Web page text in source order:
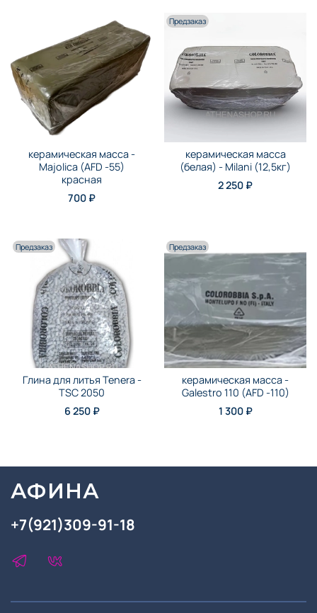
керамическая масса -
Majolica (AFD -55)
красная
700 ₽
Предзаказ
керамическая масса
(белая) - Milani (12,5кг)
2 250 ₽
Предзаказ
Глина для литья Tenera -
TSC 2050
6 250 ₽
Предзаказ
керамическая масса -
Galestro 110 (AFD -110)
1 300 ₽
+7(921)309-91-18
АФИНА